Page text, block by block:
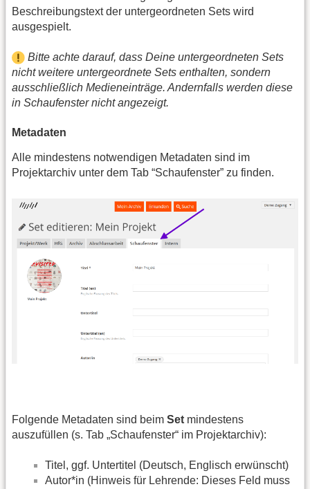
Beschreibungstext der untergeordneten Sets wird
ausgespielt.
Bitte achte darauf, dass Deine untergeordneten Sets
nicht weitere untergeordnete Sets enthalten, sondern
ausschließlich Medieneinträge. Andernfalls werden diese
in Schaufenster nicht angezeigt.
Metadaten
Alle mindestens notwendigen Metadaten sind im
Projektarchiv unter dem Tab “Schaufenster” zu finden.
Folgende Metadaten sind beim Set mindestens
auszufüllen (s. Tab „Schaufenster“ im Projektarchiv):
Titel, ggf. Untertitel (Deutsch, Englisch erwünscht)
Autor*in (Hinweis für Lehrende: Dieses Feld muss